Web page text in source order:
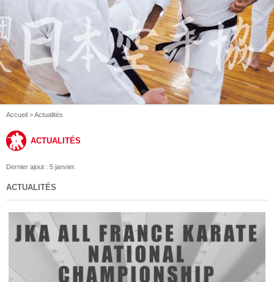
Accueil > Actualités
ACTUALITÉS
Dernier ajout : 5 janvier.
ACTUALITÉS